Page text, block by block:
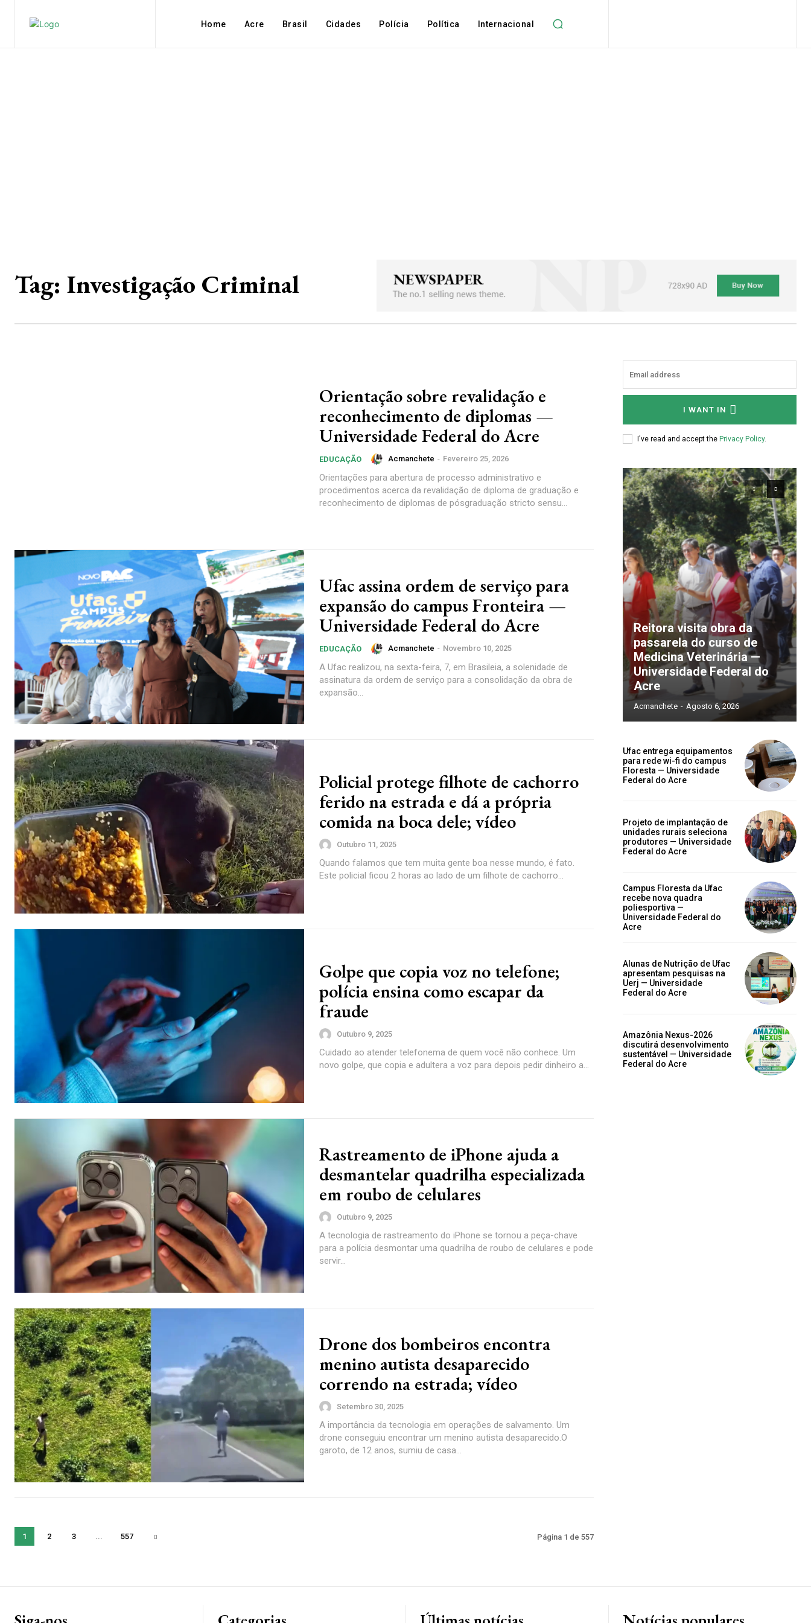
Home Acre Brasil Cidades Polícia Política Internacional
Tag: Investigação Criminal
Orientação sobre revalidação e
reconhecimento de diplomas —
Universidade Federal do Acre
EDUCAÇÃO Acmanchete - Fevereiro 25, 2026
Orientações para abertura de processo administrativo e
procedimentos acerca da revalidação de diploma de graduação e
reconhecimento de diplomas de pósgraduação stricto sensu...
Ufac assina ordem de serviço para
expansão do campus Fronteira —
Universidade Federal do Acre
EDUCAÇÃO Acmanchete - Novembro 10, 2025
A Ufac realizou, na sexta-feira, 7, em Brasileia, a solenidade de
assinatura da ordem de serviço para a consolidação da obra de
expansão...
Policial protege filhote de cachorro
ferido na estrada e dá a própria
comida na boca dele; vídeo
Outubro 11, 2025
Quando falamos que tem muita gente boa nesse mundo, é fato.
Este policial ficou 2 horas ao lado de um filhote de cachorro...
Golpe que copia voz no telefone;
polícia ensina como escapar da
fraude
Outubro 9, 2025
Cuidado ao atender telefonema de quem você não conhece. Um
novo golpe, que copia e adultera a voz para depois pedir dinheiro a...
Rastreamento de iPhone ajuda a
desmantelar quadrilha especializada
em roubo de celulares
Outubro 9, 2025
A tecnologia de rastreamento do iPhone se tornou a peça-chave
para a polícia desmontar uma quadrilha de roubo de celulares e pode
servir...
Drone dos bombeiros encontra
menino autista desaparecido
correndo na estrada; vídeo
Setembro 30, 2025
A importância da tecnologia em operações de salvamento. Um
drone conseguiu encontrar um menino autista desaparecido.O
garoto, de 12 anos, sumiu de casa...
1 2 3 ... 557 Página 1 de 557
I WANT IN
I've read and accept the Privacy Policy.
Reitora visita obra da
passarela do curso de
Medicina Veterinária —
Universidade Federal do
Acre
Acmanchete - Agosto 6, 2026
Ufac entrega equipamentos
para rede wi-fi do campus
Floresta — Universidade
Federal do Acre
Projeto de implantação de
unidades rurais seleciona
produtores — Universidade
Federal do Acre
Campus Floresta da Ufac
recebe nova quadra
poliesportiva —
Universidade Federal do
Acre
Alunas de Nutrição de Ufac
apresentam pesquisas na
Uerj — Universidade
Federal do Acre
Amazônia Nexus-2026
discutirá desenvolvimento
sustentável — Universidade
Federal do Acre